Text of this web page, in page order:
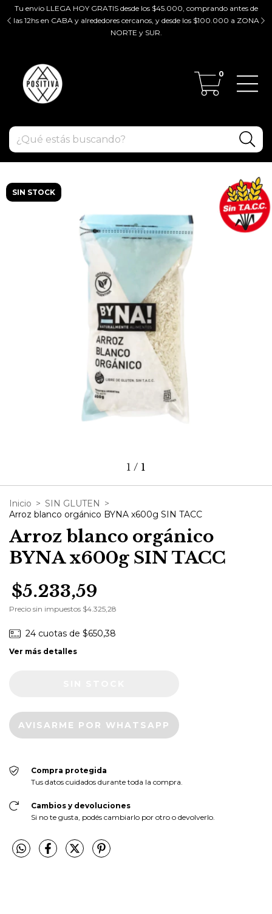
Tu envio LLEGA HOY GRATIS desde los $45.000, comprando antes de
las 12hs en CABA y alrededores cercanos, y desde los $100.000 a ZONA
NORTE y SUR.
0
SIN STOCK
1 / 1
Inicio > SIN GLUTEN >
Arroz blanco orgánico BYNA x600g SIN TACC
Arroz blanco orgánico
BYNA x600g SIN TACC
$5.233,59
Precio sin impuestos $4.325,28
24 cuotas de $650,38
Ver más detalles
AVISARME POR WHATSAPP
Compra protegida
Tus datos cuidados durante toda la compra.
Cambios y devoluciones
Si no te gusta, podés cambiarlo por otro o devolverlo.